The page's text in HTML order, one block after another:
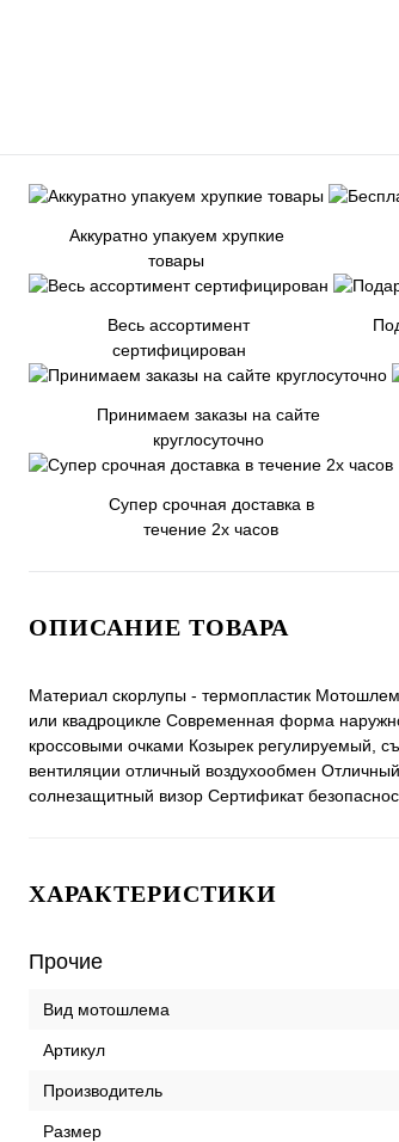
Аккуратно упакуем хрупкие
товары
Весь ассортимент
сертифицирован
Принимаем заказы на сайте
круглосуточно
Супер срочная доставка в
течение 2х часов
ОПИСАНИЕ ТОВАРА
Материал скорлупы - термопластик
или квадроцикле Современная форма
кроссовыми очками Козырек регулируемый,
вентиляции отличный воздухообмен
солнезащитный визор Сертификат
ХАРАКТЕРИСТИКИ
Прочие
Вид мотошлема
Артикул
Производитель
Размер